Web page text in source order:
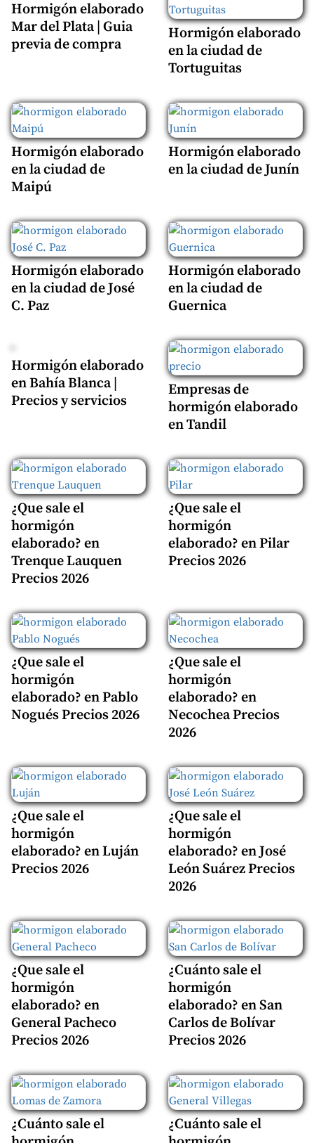
Hormigón elaborado
Mar del Plata | Guia
previa de compra
Hormigón elaborado
en la ciudad de
Tortuguitas
Hormigón elaborado
en la ciudad de
Maipú
Hormigón elaborado
en la ciudad de Junín
Hormigón elaborado
en la ciudad de José
C. Paz
Hormigón elaborado
en la ciudad de
Guernica
Hormigón elaborado
en Bahía Blanca |
Precios y servicios
Empresas de
hormigón elaborado
en Tandil
¿Que sale el
hormigón
elaborado? en
Trenque Lauquen
Precios 2026
¿Que sale el
hormigón
elaborado? en Pilar
Precios 2026
¿Que sale el
hormigón
elaborado? en Pablo
Nogués Precios 2026
¿Que sale el
hormigón
elaborado? en
Necochea Precios
2026
¿Que sale el
hormigón
elaborado? en Luján
Precios 2026
¿Que sale el
hormigón
elaborado? en José
León Suárez Precios
2026
¿Que sale el
hormigón
elaborado? en
General Pacheco
Precios 2026
¿Cuánto sale el
hormigón
elaborado? en San
Carlos de Bolívar
Precios 2026
¿Cuánto sale el
¿Cuánto sale el